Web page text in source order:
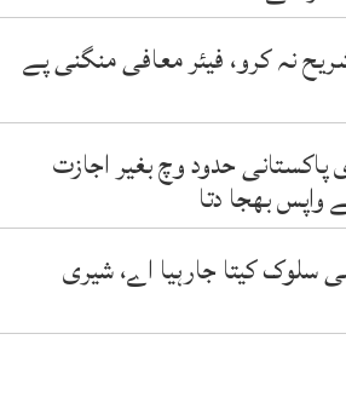
نہ کرو، فیئر معافی منگنی پے
حدود وچ بغیر اجازت
واپس بھجا دتا
سلوک کیتا جارہیا اے، شیری